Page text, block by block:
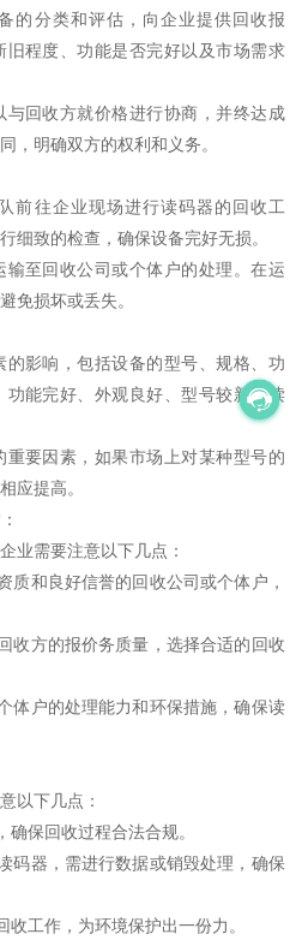
的分类和评估，向企业提供回收报
程度、功能是否完好以及市场需求
回收方就价格进行协商，并终达成
，明确双方的权利和义务。
前往企业现场进行读码器的回收工
细致的检查，确保设备完好无损。
输至回收公司或个体户的处理。在运
免损坏或丢失。
的影响，包括设备的型号、规格、功
能完好、外观良好、型号较新的读
要因素，如果市场上对某种型号的
应提高。
业需要注意以下几点：
质和良好信誉的回收公司或个体户，
收方的报价务质量，选择合适的回收
体户的处理能力和环保措施，确保读
以下几点：
保回收过程合法合规。
码器，需进行数据或销毁处理，确保
工作，为环境保护出一份力。